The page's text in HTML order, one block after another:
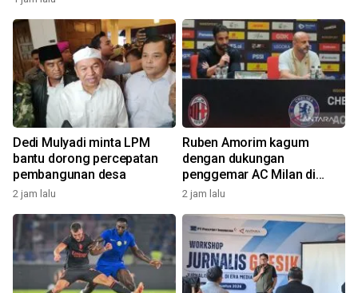
Dedi Mulyadi minta LPM
bantu dorong percepatan
pembangunan desa
2 jam lalu
Ruben Amorim kagum
dengan dukungan
penggemar AC Milan di
Indonesia
2 jam lalu